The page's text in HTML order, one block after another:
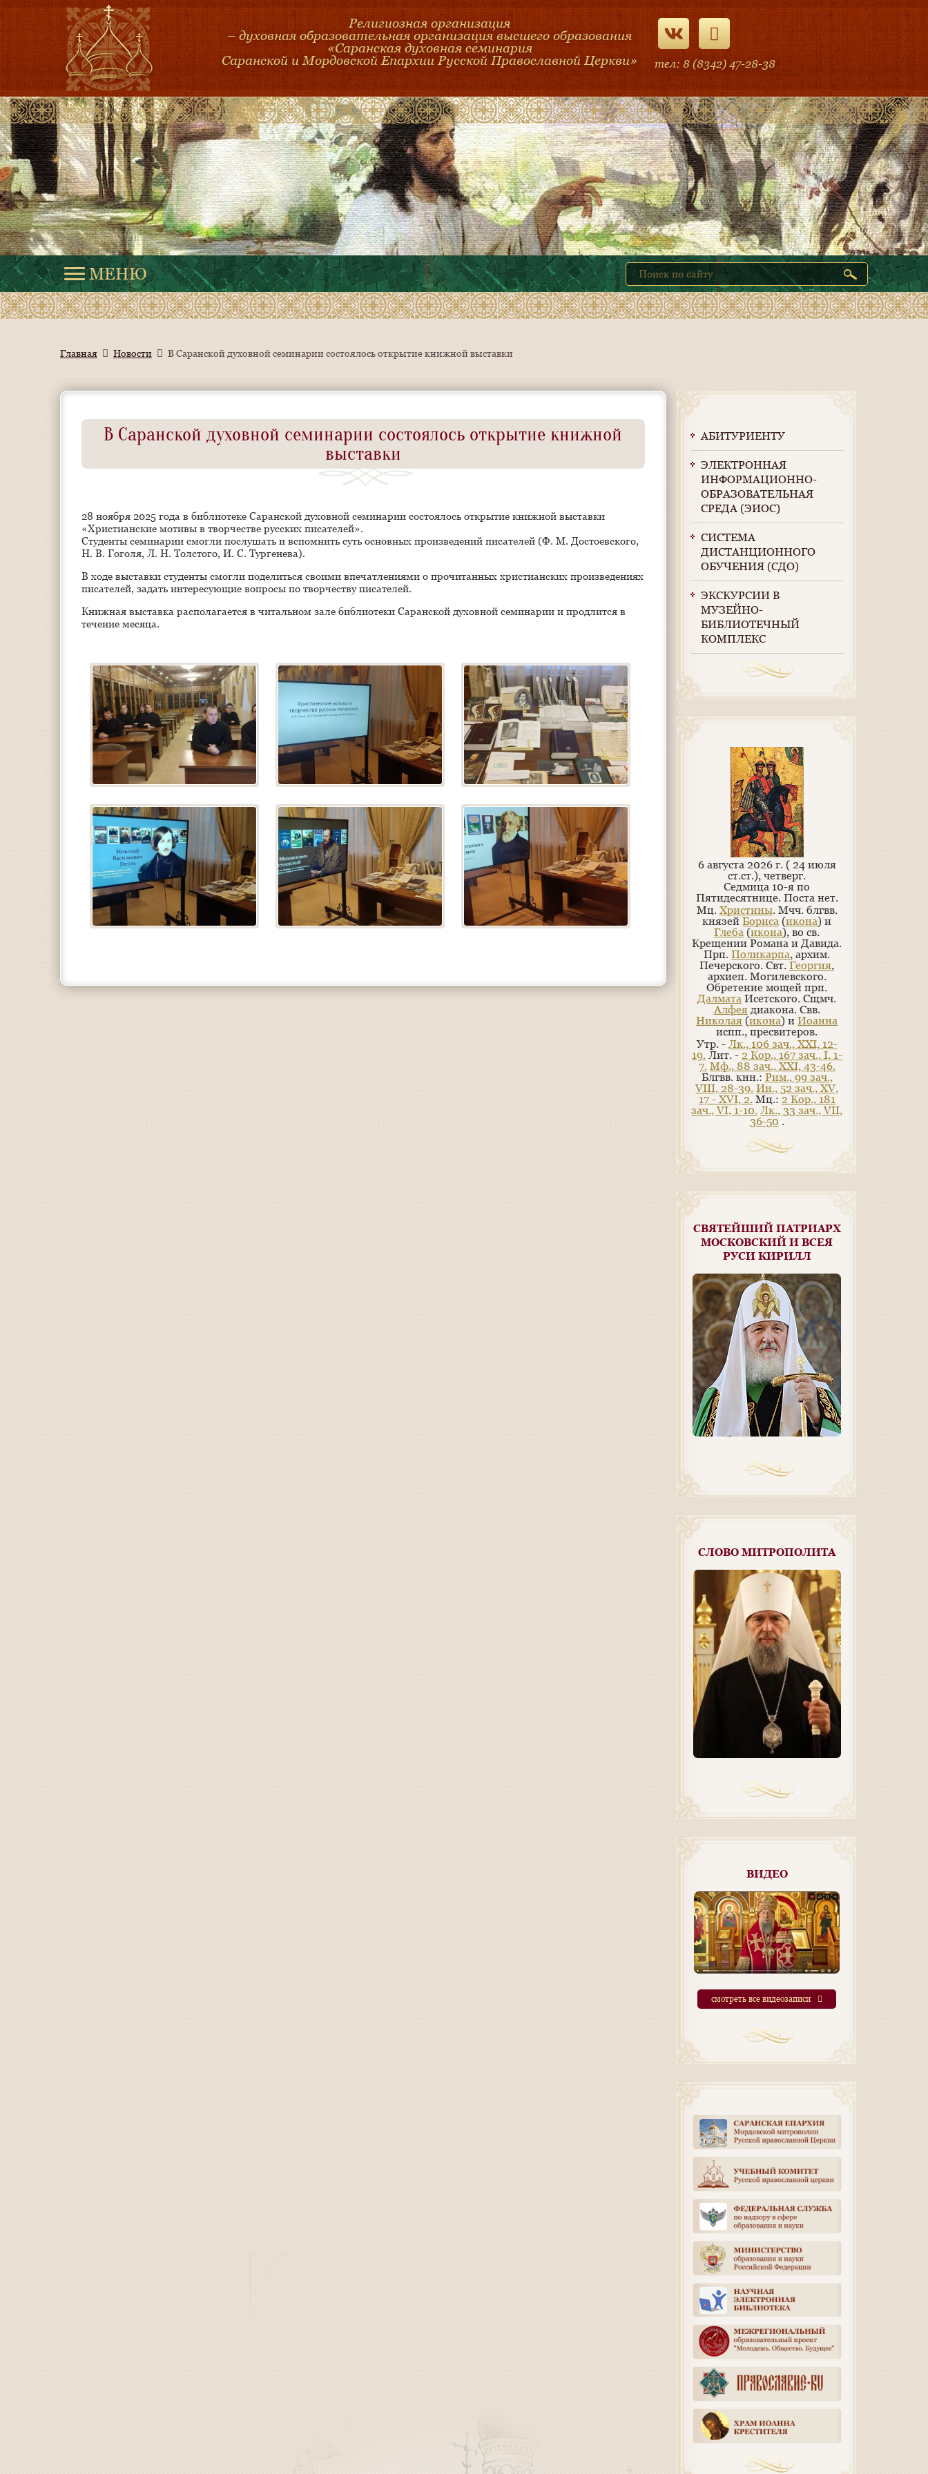
Религиозная организация
– духовная образовательная организация высшего образования
«Саранская духовная семинария
Саранской и Мордовской Епархии Русской Православной Церкви»
тел: 8 (8342) 47-28-38
МЕНЮ
Главная Новости В Саранской духовной семинарии состоялось открытие книжной выставки
В Саранской духовной семинарии состоялось открытие книжной
выставки
28 ноября 2025 года в библиотеке Саранской духовной семинарии состоялось открытие книжной выставки
«Христианские мотивы в творчестве русских писателей».
Студенты семинарии смогли послушать и вспомнить суть основных произведений писателей (Ф. М. Достоевского,
Н. В. Гоголя, Л. Н. Толстого, И. С. Тургенева).
В ходе выставки студенты смогли поделиться своими впечатлениями о прочитанных христианских произведениях
писателей, задать интересующие вопросы по творчеству писателей.
Книжная выставка располагается в читальном зале библиотеки Саранской духовной семинарии и продлится в
течение месяца.
АБИТУРИЕНТУ
ЭЛЕКТРОННАЯ
ИНФОРМАЦИОННО-
ОБРАЗОВАТЕЛЬНАЯ
СРЕДА (ЭИОС)
СИСТЕМА
ДИСТАНЦИОННОГО
ОБУЧЕНИЯ (СДО)
ЭКСКУРСИИ В
МУЗЕЙНО-
БИБЛИОТЕЧНЫЙ
КОМПЛЕКС
6 августа 2026 г. ( 24 июля
ст.ст.), четверг.
Седмица 10-я по
Пятидесятнице. Поста нет.
Мц. Христины. Мчч. блгвв.
князейБориса (икона) и
Глеба (икона), во св.
Крещении Романа и Давида.
Прп.Поликарпа, архим.
Печерского. Свт.Георгия,
архиеп. Могилевского.
Обретение мощей прп.
Далмата Исетского. Сщмч.
Алфеядиакона. Свв.
Николая (икона) иИоанна
испп., пресвитеров.
Утр. - Лк., 106 зач., XXI, 12-
19. Лит. - 2 Кор., 167 зач., I, 1-
7. Мф., 88 зач., XXI, 43-46.
Блгвв. кнн.: Рим., 99 зач.,
VIII, 28-39. Ин., 52 зач., XV,
17 - XVI, 2. Мц.: 2 Кор., 181
зач., VI, 1-10. Лк., 33 зач., VII,
36-50 .
СВЯТЕЙШИЙ ПАТРИАРХ
МОСКОВСКИЙ И ВСЕЯ
РУСИ КИРИЛЛ
СЛОВО МИТРОПОЛИТА
ВИДЕО
смотреть все видеозаписи